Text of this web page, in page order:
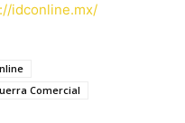
idconline.mx/
Comercial